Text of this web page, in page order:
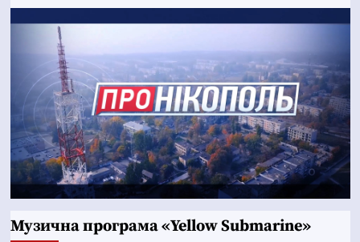
Музична програма «Yellow Submarine»